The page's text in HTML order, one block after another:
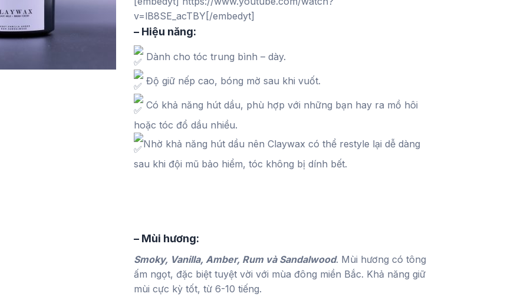
280.000 ₫.
v=lB8SE_acTBY[/embedyt]
– Hiệu năng:
Dành cho tóc trung bình – dày.
Độ giữ nếp cao, bóng mờ sau khi vuốt.
Có khả năng hút dầu, phù hợp với những bạn hay ra mồ hôi
hoặc tóc đổ dầu nhiều.
Nhờ khả năng hút dầu nên Claywax có thể restyle lại dễ dàng
sau khi đội mũ bảo hiểm, tóc không bị dính bết.
– Mùi hương:
Smoky, Vanilla, Amber, Rum và Sandalwood. Mùi hương có tông
ấm ngọt, đặc biệt tuyệt vời với mùa đông miền Bắc. Khả năng giữ
mùi cực kỳ tốt, từ 6-10 tiếng.